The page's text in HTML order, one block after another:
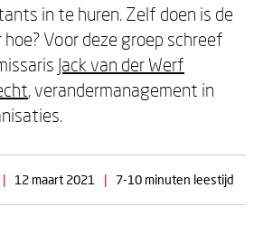
in te huren. Zelf doen is de
Voor deze groep schreef
Jack van der Werf
, verandermanagement in
| 12 maart 2021 | 7-10 minuten leestijd